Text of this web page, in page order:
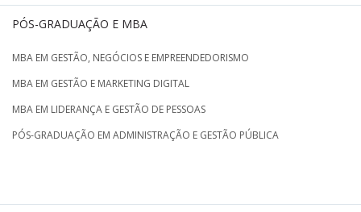
PÓS-GRADUAÇÃO E MBA
MBA EM GESTÃO, NEGÓCIOS E EMPREENDEDORISMO
MBA EM GESTÃO E MARKETING DIGITAL
MBA EM LIDERANÇA E GESTÃO DE PESSOAS
PÓS-GRADUAÇÃO EM ADMINISTRAÇÃO E GESTÃO PÚBLICA